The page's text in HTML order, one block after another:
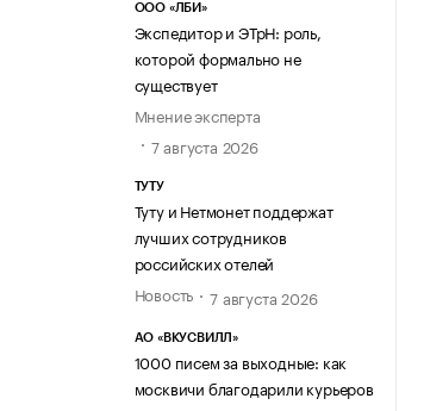
ООО «ЛБИ»
Экспедитор и ЭТрН: роль,
которой формально не
существует
Мнение эксперта
7 августа 2026
ТУТУ
Туту и Нетмонет поддержат
лучших сотрудников
российских отелей
Новость
7 августа 2026
АО «ВКУСВИЛЛ»
1000 писем за выходные: как
москвичи благодарили курьеров